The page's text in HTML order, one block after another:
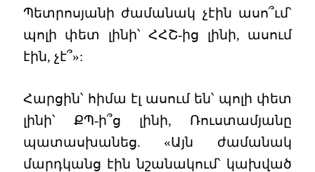
Պետրոսյանի ժամանակ չէին ասո՞ւմ՝
պոլի փետ լինի՝ ՀՀՇ-ից լինի, ասում
էին, չէ՞»:
Հարցին՝ հիմա էլ ասում են՝ պոլի փետ
լինի՝ ՔՊ-ի՞ց լինի, Ռուստամյանը
պատասխանեց. «Այն ժամանակ
մարդկանց էին նշանակում՝ կախված